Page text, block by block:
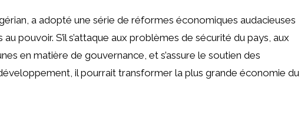
a adopté une série de réformes économiques audacieuses
pouvoir. S’il s’attaque aux problèmes de sécurité du pays, aux
en matière de gouvernance, et s’assure le soutien des
il pourrait transformer la plus grande économie du